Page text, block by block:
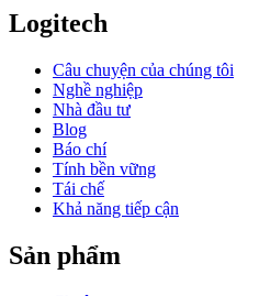
Logitech
Câu chuyện của chúng tôi
Nghề nghiệp
Nhà đầu tư
Blog
Báo chí
Tính bền vững
Tái chế
Khả năng tiếp cận
Sản phẩm